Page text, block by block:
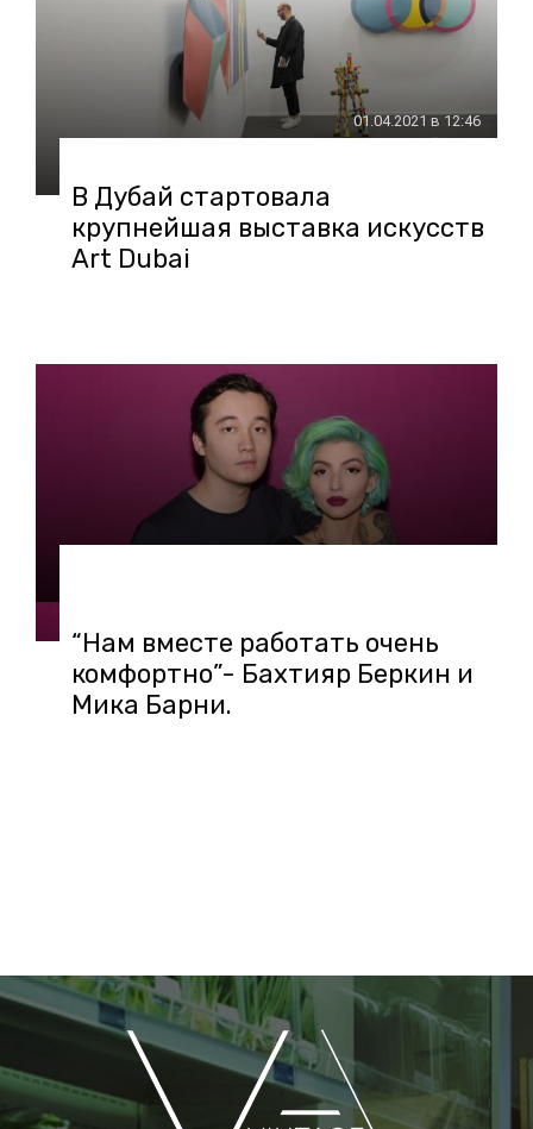
01.04.2021 в 12:46
В Дубай стартовала
крупнейшая выставка искусств
Art Dubai
“Нам вместе работать очень
комфортно”- Бахтияр Беркин и
Мика Барни.